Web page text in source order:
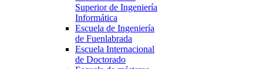
Superior de Ingeniería
Informática
Escuela de Ingeniería
de Fuenlabrada
Escuela Internacional
de Doctorado